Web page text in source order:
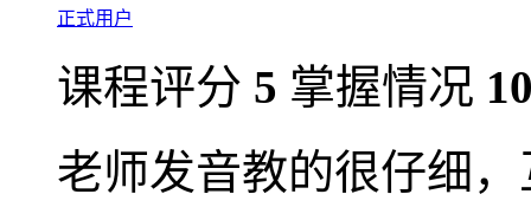
正式用户
课程评分 5 掌握情况
老师发音教的很仔细